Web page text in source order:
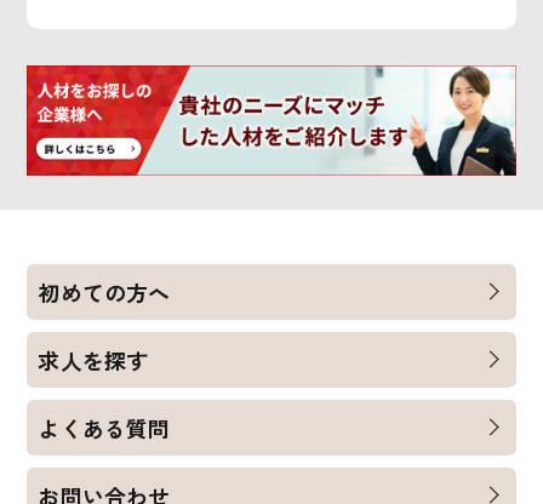
初めての方へ
求人を探す
よくある質問
お問い合わせ